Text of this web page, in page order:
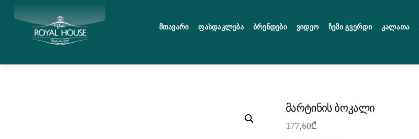
Მთავარი Ფასდაკლება Ბრენდები Ვიდეო Ჩემი Გვერდი Კალათა
მარტინის ბოკალი
177,60₾